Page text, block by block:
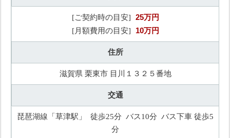
[ご契約時の目安] 25万円
[月額費用の目安] 10万円
住所
滋賀県 栗東市 目川１３２５番地
交通
琵琶湖線「草津駅」 徒歩25分 バス10分 バス下車 徒歩5
分